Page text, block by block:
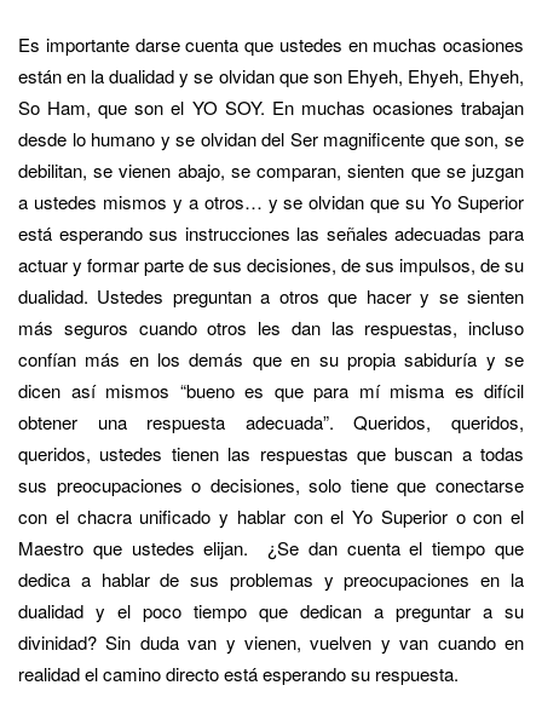
Es importante darse cuenta que ustedes en muchas ocasiones
están en la dualidad y se olvidan que son Ehyeh, Ehyeh, Ehyeh,
So Ham, que son el YO SOY. En muchas ocasiones trabajan
desde lo humano y se olvidan del Ser magnificente que son, se
debilitan, se vienen abajo, se comparan, sienten que se juzgan
a ustedes mismos y a otros… y se olvidan que su Yo Superior
está esperando sus instrucciones las señales adecuadas para
actuar y formar parte de sus decisiones, de sus impulsos, de su
dualidad. Ustedes preguntan a otros que hacer y se sienten
más seguros cuando otros les dan las respuestas, incluso
confían más en los demás que en su propia sabiduría y se
dicen así mismos “bueno es que para mí misma es difícil
obtener una respuesta adecuada”. Queridos, queridos,
queridos, ustedes tienen las respuestas que buscan a todas
sus preocupaciones o decisiones, solo tiene que conectarse
con el chacra unificado y hablar con el Yo Superior o con el
Maestro que ustedes elijan. ¿Se dan cuenta el tiempo que
dedica a hablar de sus problemas y preocupaciones en la
dualidad y el poco tiempo que dedican a preguntar a su
divinidad? Sin duda van y vienen, vuelven y van cuando en
realidad el camino directo está esperando su respuesta.